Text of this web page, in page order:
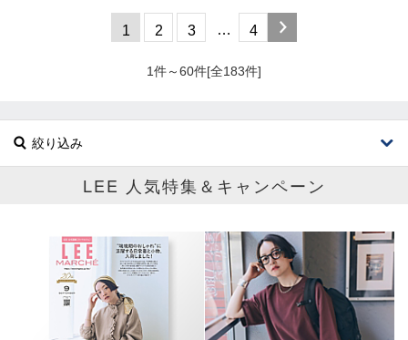
1 2 3 … 4
1件～60件[全183件]
絞り込み
ブランド
コート
LEE 人気特集＆キャンペーン